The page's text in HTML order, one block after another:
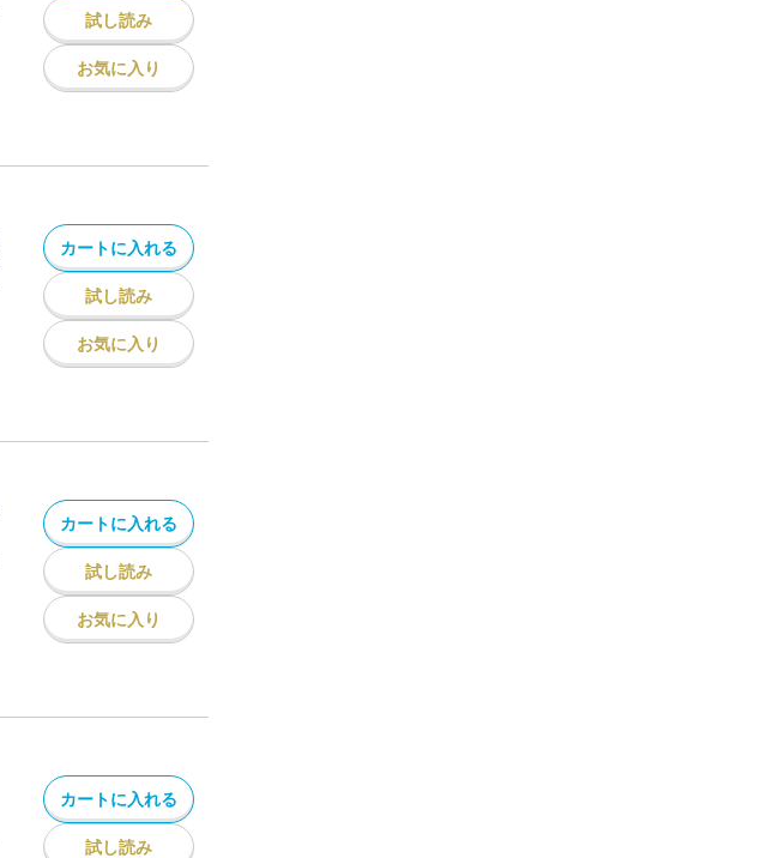
試し読み
お気に入り
カートに入れる
試し読み
お気に入り
カートに入れる
試し読み
お気に入り
カートに入れる
試し読み